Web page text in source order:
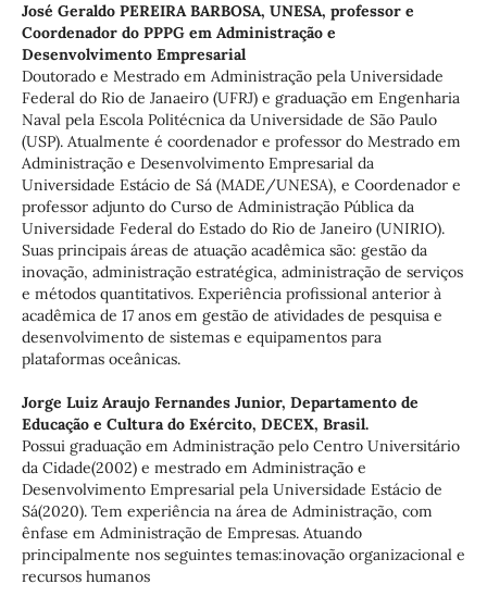
José Geraldo PEREIRA BARBOSA, UNESA, professor e
Coordenador do PPPG em Administração e
Desenvolvimento Empresarial
Doutorado e Mestrado em Administração pela Universidade
Federal do Rio de Janaeiro (UFRJ) e graduação em Engenharia
Naval pela Escola Politécnica da Universidade de São Paulo
(USP). Atualmente é coordenador e professor do Mestrado em
Administração e Desenvolvimento Empresarial da
Universidade Estácio de Sá (MADE/UNESA), e Coordenador e
professor adjunto do Curso de Administração Pública da
Universidade Federal do Estado do Rio de Janeiro (UNIRIO).
Suas principais áreas de atuação acadêmica são: gestão da
inovação, administração estratégica, administração de serviços
e métodos quantitativos. Experiência profissional anterior à
acadêmica de 17 anos em gestão de atividades de pesquisa e
desenvolvimento de sistemas e equipamentos para
plataformas oceânicas.
Jorge Luiz Araujo Fernandes Junior, Departamento de
Educação e Cultura do Exército, DECEX, Brasil.
Possui graduação em Administração pelo Centro Universitário
da Cidade(2002) e mestrado em Administração e
Desenvolvimento Empresarial pela Universidade Estácio de
Sá(2020). Tem experiência na área de Administração, com
ênfase em Administração de Empresas. Atuando
principalmente nos seguintes temas:inovação organizacional e
recursos humanos